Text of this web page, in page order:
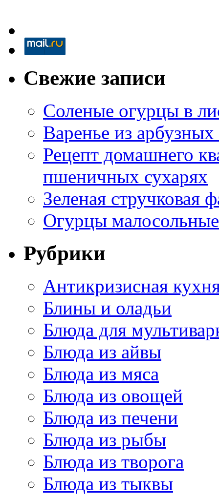
Свежие записи
Соленые огурцы в
Варенье из
Рецепт домашнего
пшеничных сухарях
Зеленая стручковая
Огурцы
Рубрики
Антикризисная
Блины и оладьи
Блюда для
Блюда из айвы
Блюда из мяса
Блюда из овощей
Блюда из печени
Блюда из рыбы
Блюда из творога
Блюда из тыквы